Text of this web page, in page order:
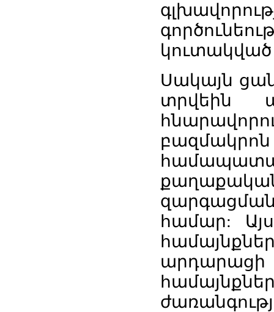
կուտակված
Սակայն
տրվեին
համար:
արդարացի